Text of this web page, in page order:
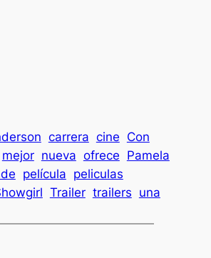
carrera cine Con
mejor nueva ofrece Pamela
película peliculas
Trailer trailers una